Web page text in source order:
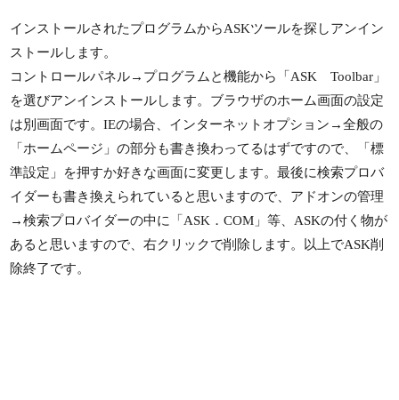
インストールされたプログラムからASKツールを探しアンイン
ストールします。
コントロールパネル→プログラムと機能から「ASK Toolbar」
を選びアンインストールします。ブラウザのホーム画面の設定
は別画面です。IEの場合、インターネットオプション→全般の
「ホームページ」の部分も書き換わってるはずですので、「標
準設定」を押すか好きな画面に変更します。最後に検索プロバ
イダーも書き換えられていると思いますので、アドオンの管理
→検索プロバイダーの中に「ASK．COM」等、ASKの付く物が
あると思いますので、右クリックで削除します。以上でASK削
除終了です。